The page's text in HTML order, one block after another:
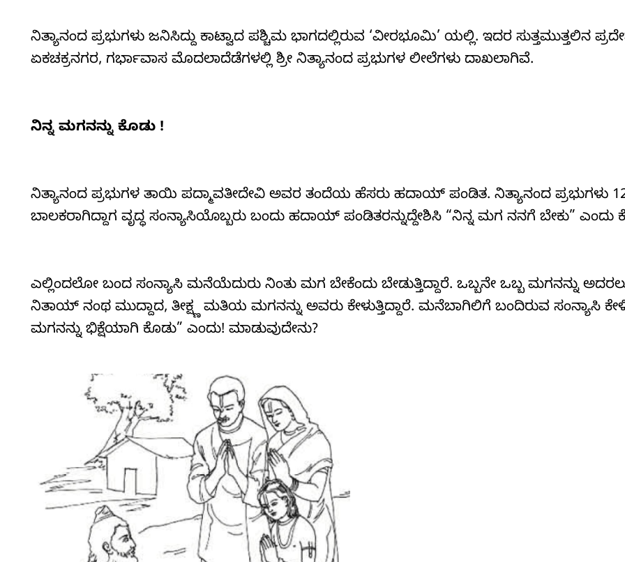
ನಿತ್ಯಾನಂದ ಪ್ರಭುಗಳು ಜನಿಸಿದ್ದು ಕಾಟ್ವಾದ ಪಶ್ಚಿಮ ಭಾಗದಲ್ಲಿರುವ ‘ವೀರಭೂಮಿ’ ಯಲ್ಲಿ. ಇದರ ಸುತ್ತಮುತ್ತಲಿನ
ಏಕಚಕ್ರನಗರ, ಗರ್ಭಾವಾಸ ಮೊದಲಾದೆಡೆಗಳಲ್ಲಿ ಶ್ರೀ ನಿತ್ಯಾನಂದ ಪ್ರಭುಗಳ ಲೀಲೆಗಳು ದಾಖಲಾಗಿವೆ.
ನಿನ್ನ ಮಗನನ್ನು ಕೊಡು !
ನಿತ್ಯಾನಂದ ಪ್ರಭುಗಳ ತಾಯಿ ಪದ್ಮಾವತೀದೇವಿ ಅವರ ತಂದೆಯ ಹೆಸರು ಹದಾಯ್ ಪಂಡಿತ. ನಿತ್ಯಾನಂದ ಪ್ರಭುಗಳು
ಬಾಲಕರಾಗಿದ್ದಾಗ ವೃದ್ಧ ಸಂನ್ಯಾಸಿಯೊಬ್ಬರು ಬಂದು ಹದಾಯ್ ಪಂಡಿತರನ್ನುದ್ದೇಶಿಸಿ “ನಿನ್ನ ಮಗ ನನಗೆ ಬೇಕು” ಎಂದು
ಎಲ್ಲಿಂದಲೋ ಬಂದ ಸಂನ್ಯಾಸಿ ಮನೆಯೆದುರು ನಿಂತು ಮಗ ಬೇಕೆಂದು ಬೇಡುತ್ತಿದ್ದಾರೆ. ಒಬ್ಬನೇ ಒಬ್ಬ ಮಗನನ್ನು
ನಿತಾಯ್ ನಂಥ ಮುದ್ದಾದ, ತೀಕ್ಷ್ಣ ಮತಿಯ ಮಗನನ್ನು ಅವರು ಕೇಳುತ್ತಿದ್ದಾರೆ. ಮನೆಬಾಗಿಲಿಗೆ ಬಂದಿರುವ ಸಂನ್ಯಾಸಿ
ಮಗನನ್ನು ಭಿಕ್ಷೆಯಾಗಿ ಕೊಡು” ಎಂದು! ಮಾಡುವುದೇನು?